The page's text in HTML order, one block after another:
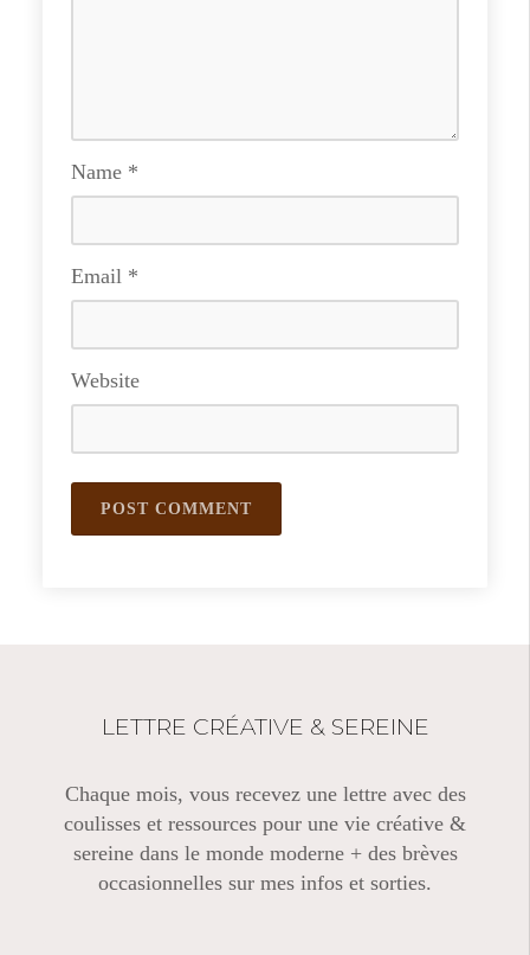
Name *
Email *
Website
LETTRE CRÉATIVE & SEREINE
Chaque mois, vous recevez une lettre avec des
coulisses et ressources pour une vie créative &
sereine dans le monde moderne + des brèves
occasionnelles sur mes infos et sorties.